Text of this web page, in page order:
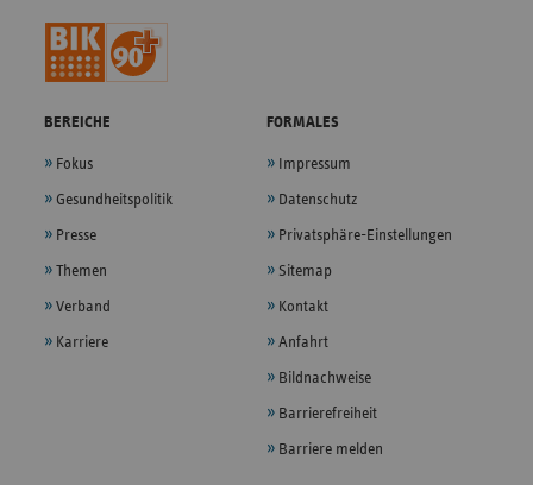
BEREICHE
Fokus
Gesundheitspolitik
Presse
Themen
Verband
Karriere
FORMALES
Impressum
Datenschutz
Privatsphäre-Einstellungen
Sitemap
Kontakt
Anfahrt
Bildnachweise
Barrierefreiheit
Barriere melden